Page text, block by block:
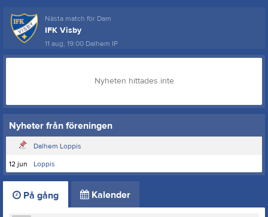
Nästa match för Dam
IFK Visby
11 aug, 19:00 Dalhem IP
Nyheten hittades inte
Nyheter från föreningen
Dalhem Loppis
12 jun
Loppis
På gång Kalender